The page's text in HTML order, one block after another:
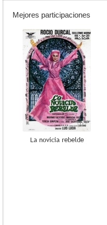
Mejores participaciones
8.3
La novicia rebelde